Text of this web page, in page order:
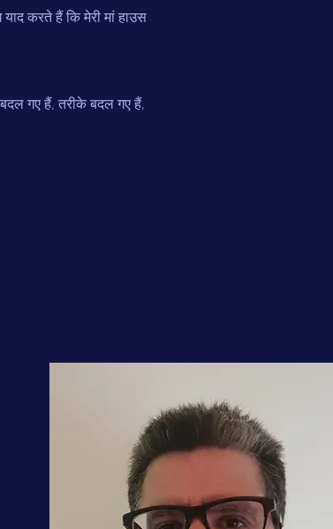
करते हैं कि मेरी मां हाउस
गए हैं, तरीके बदल गए हैं,